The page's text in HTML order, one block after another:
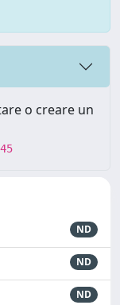
o creare un
ND
ND
ND